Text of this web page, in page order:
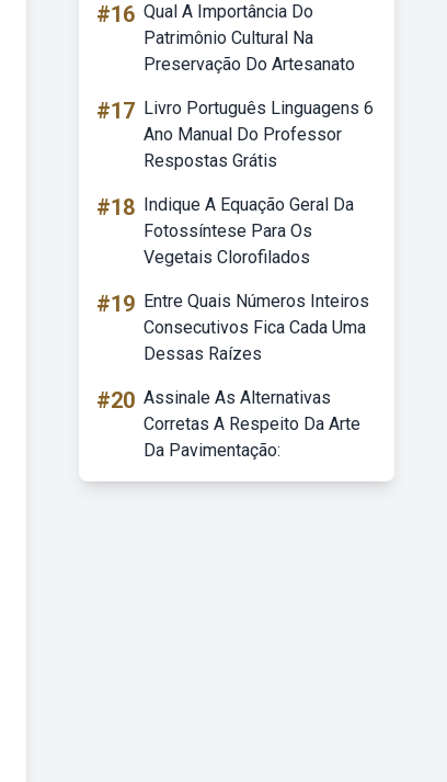
#16 Qual A Importância Do
Patrimônio Cultural Na
Preservação Do Artesanato
#17 Livro Português Linguagens 6
Ano Manual Do Professor
Respostas Grátis
#18 Indique A Equação Geral Da
Fotossíntese Para Os
Vegetais Clorofilados
#19 Entre Quais Números Inteiros
Consecutivos Fica Cada Uma
Dessas Raízes
#20 Assinale As Alternativas
Corretas A Respeito Da Arte
Da Pavimentação: